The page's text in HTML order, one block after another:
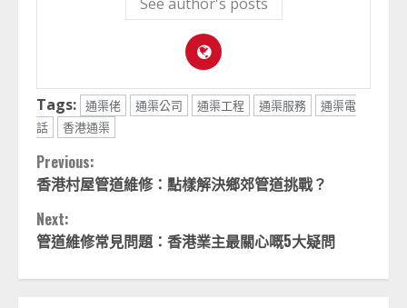
Tags: 通渠佬 通渠公司 通渠工程 通渠服務
通渠電
話
香港通渠
Continue
Reading
Previous:
香港村屋管道維修：點樣解決鄉郊管道挑戰？
Next:
管道維修常見問題：香港業主最關心嘅5大疑問